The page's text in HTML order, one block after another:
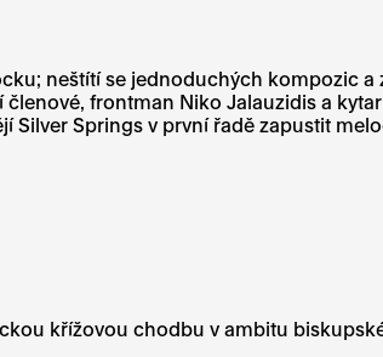
neštítí se jednoduchých kompozic a
frontman Niko Jalauzidis a
Silver Springs v první řadě zapustit
křížovou chodbu v ambitu